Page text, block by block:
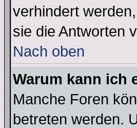
verhindert
sie die Antworten
Nach oben
Warum kann ich
Manche Foren
betreten werden.